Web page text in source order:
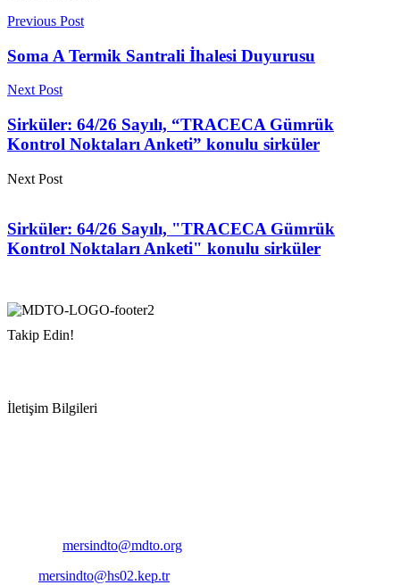
Previous Post
Soma A Termik Santrali İhalesi Duyurusu
Next Post
Sirküler: 64/26 Sayılı, “TRACECA Gümrük
Kontrol Noktaları Anketi” konulu sirküler
Next Post
Sirküler: 64/26 Sayılı, "TRACECA Gümrük
Kontrol Noktaları Anketi" konulu sirküler
Takip Edin!
İletişim Bilgileri
mersindto@mdto.org
mersindto@hs02.kep.tr